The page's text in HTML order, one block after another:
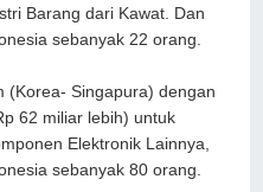
Barang dari Kawat. Dan
sebanyak 22 orang.
(Korea- Singapura) dengan
62 miliar lebih) untuk
Elektronik Lainnya,
sebanyak 80 orang.